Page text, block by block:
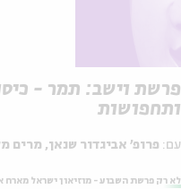
פרשת וישב: תמר -
ותחפושות
עם:
מתוך:
לא רק פרשת השבוע - מוזיאון ישראל מארח